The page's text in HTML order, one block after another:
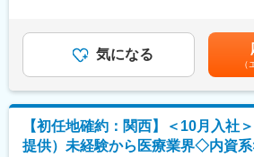
給取得もしやすく、年間140日ほど休ん
業部やグループ会社への異動実績も豊
経営コンサル、医薬品メーカーのマー
者などの管理部門）
営業経験を活かして様々なキャリアプ
※プロジェクトマネージャー、スーパー
活動についてフォローを受けられる環
し、素早くフォローができる体制をと
■キャリアパス：コントラクトMRとし
ルアップを図りプロジェクトマネージ
務、あるいは本社スタッフとしてMR経
どのキャリアパスもございます。
す。※その他の手当は「待遇・福利厚生
給：年1回★頑張りに応じて年収UP★赴
年収をUPできます。（年2回業績給改
の金額であり、選考を通じて上下する
額)は固定手当を含めた表記です。
気になる
【初任地確約：関西】＜10月入社
提供）未経験から医療業界◇内資